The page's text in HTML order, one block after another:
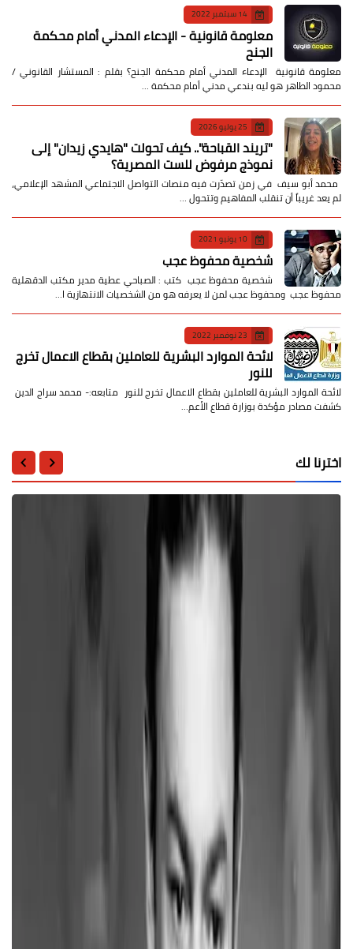
14 سبتمبر 2022
معلومة قانونية - الإدعاء المدني أمام محكمة
الجنح
معلومة قانونية الإدعاء المدني أمام محكمة الجنح؟ بقلم : المستشار القانوني /
محمود الطاهر هو ليه بندعي مدني أمام محكمة …
25 يوليو 2026
​"تريند القباحة".. كيف تحولت "هايدي زيدان" إلى
نموذج مرفوض للست المصرية؟
​ محمد أبو سيف ​في زمن تصدّرت فيه منصات التواصل الاجتماعي المشهد الإعلامي،
لم يعد غريباً أن تنقلب المفاهيم وتتحول …
10 يونيو 2021
شخصية محفوظ عجب
شخصية محفوظ عجب كتب : الصباحي عطية مدير مكتب الدقهلية
محفوظ عجب ومحفوظ عجب لمن لا يعرفه هو من الشخصيات الانتهازية ا…
23 نوفمبر 2022
لائحة الموارد البشرية للعاملين بقطاع الاعمال تخرج
للنور
لائحة الموارد البشرية للعاملين بقطاع الاعمال تخرج للنور متابعه:- محمد سراج الدين
كشفت مصادر مؤكدة بوزارة قطاع الأعم…
اخترنا لك